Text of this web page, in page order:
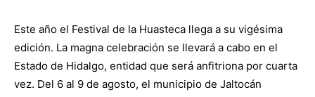
Este año el Festival de la Huasteca llega a su vigésima
edición. La magna celebración se llevará a cabo en el
Estado de Hidalgo, entidad que será anfitriona por cuarta
vez. Del 6 al 9 de agosto, el municipio de Jaltocán